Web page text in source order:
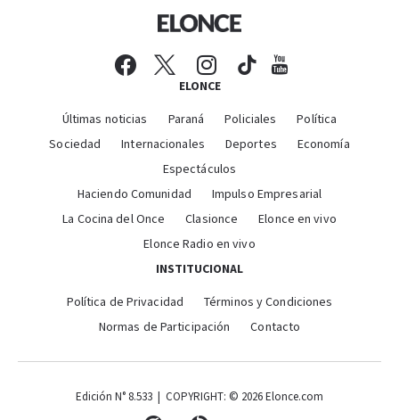
ELONCE
Últimas noticias Paraná Policiales
Política
Sociedad
Internacionales Deportes
Economía
Espectáculos
Haciendo Comunidad
Impulso Empresarial
La Cocina del Once
Clasionce
Elonce en vivo
Elonce Radio en vivo
INSTITUCIONAL
Política de Privacidad
Términos y Condiciones
Normas de Participación
Contacto
Edición N° 8.533 | COPYRIGHT: © 2026 Elonce.com